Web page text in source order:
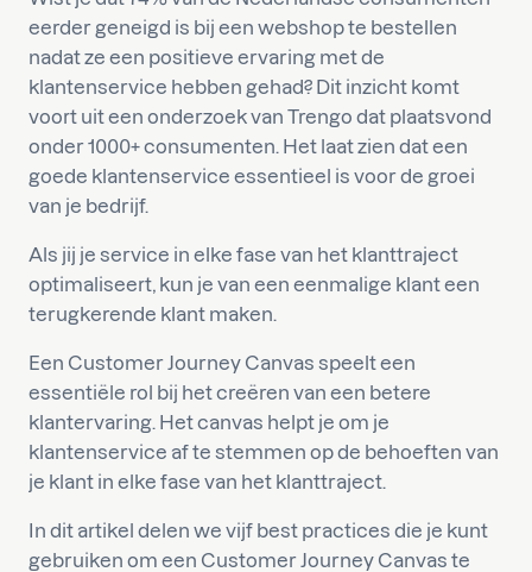
eerder geneigd is bij een webshop te bestellen
nadat ze een positieve ervaring met de
klantenservice hebben gehad? Dit inzicht komt
voort uit een onderzoek van Trengo dat plaatsvond
onder 1000+ consumenten. Het laat zien dat een
goede klantenservice essentieel is voor de groei
van je bedrijf.
Als jij je service in elke fase van het klanttraject
optimaliseert, kun je van een eenmalige klant een
terugkerende klant maken.
Een Customer Journey Canvas speelt een
essentiële rol bij het creëren van een betere
klantervaring. Het canvas helpt je om je
klantenservice af te stemmen op de behoeften van
je klant in elke fase van het klanttraject.
In dit artikel delen we vijf best practices die je kunt
gebruiken om een Customer Journey Canvas te